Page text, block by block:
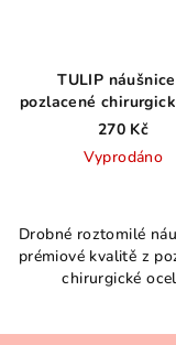
TULIP
pozlacené
270 Kč
Vyprodáno
Drobné roztomilé
prémiové kvalitě z
chirurgické